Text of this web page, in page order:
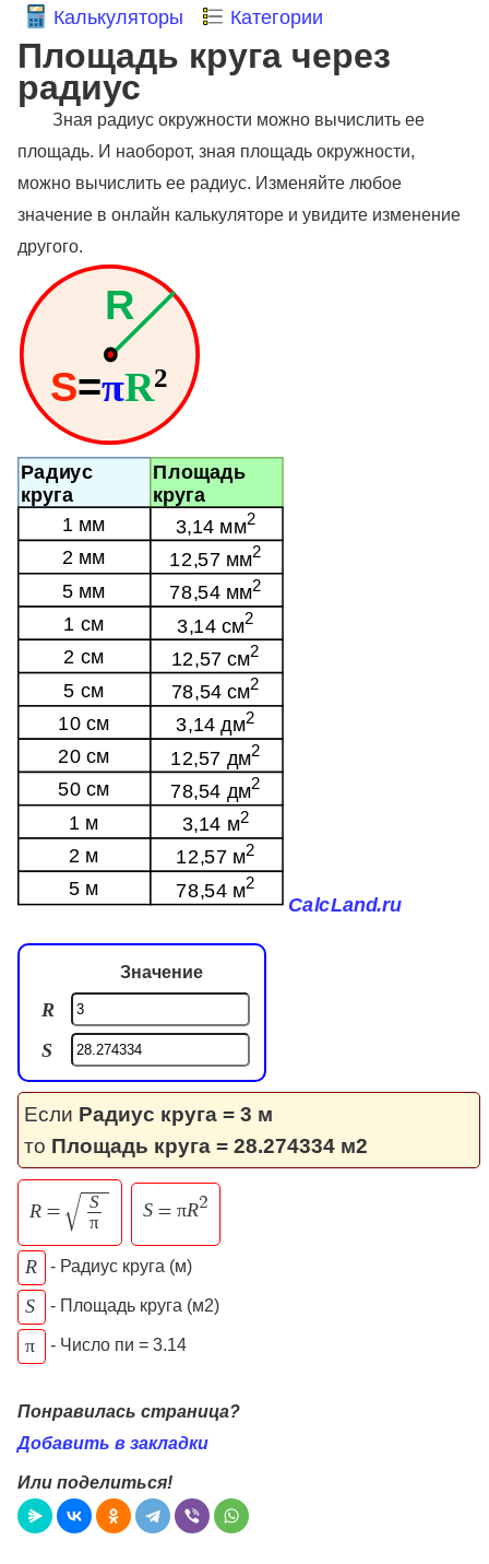
Калькуляторы Категории
Площадь круга через
радиус
Зная радиус окружности можно вычислить ее
площадь. И наоборот, зная площадь окружности,
можно вычислить ее радиус. Изменяйте любое
значение в онлайн калькуляторе и увидите изменение
другого.
Значение
R
S
Если Радиус круга = 3 м
то Площадь круга = 28.274334 м2
R = √ S
π
S = πR2
R - Радиус круга (м)
S - Площадь круга (м2)
π - Число пи = 3.14
Понравилась страница?
Добавить в закладки
Или поделиться!